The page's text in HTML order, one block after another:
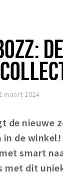
maart 2024
de nieuwe
in de
smart
met dit